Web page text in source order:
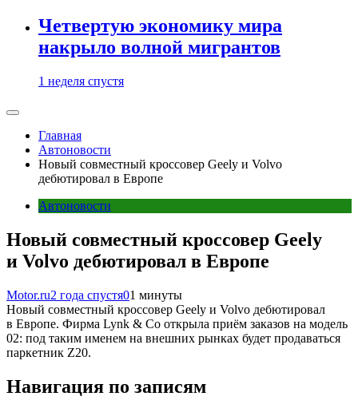
Четвертую экономику мира
накрыло волной мигрантов
1 неделя спустя
Главная
Автоновости
Новый совместный кроссовер Geely и Volvo
дебютировал в Европе
Автоновости
Новый совместный кроссовер Geely
и Volvo дебютировал в Европе
Motor.ru2 года спустя01 минуты
Новый совместный кроссовер Geely и Volvo дебютировал
в Европе. Фирма Lynk & Co открыла приём заказов на модель
02: под таким именем на внешних рынках будет продаваться
паркетник Z20.
Навигация по записям